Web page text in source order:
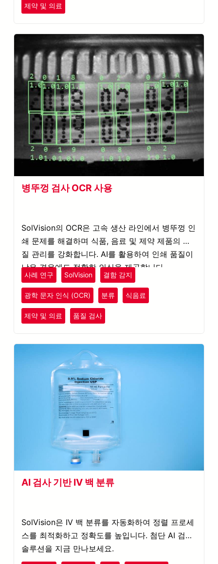
제약 및 의료
병뚜껑 검사 OCR 사용
SolVision의 OCR은 고속 생산 라인에서 병뚜껑 인
쇄 문제를 해결하며 식품, 음료 및 제약 제품의 품
질 관리를 강화합니다. AI를 활용하여 인쇄 품질이
낮은 경우에도 정확한 인식을 제공합니다.
사례 연구 SolVision 결함 감지
광학 문자 인식 (OCR) 분류 식음료
제약 및 의료 품질 검사
AI 검사 기반 IV 백 분류
SolVision은 IV 백 분류를 자동화하여 정렬 프로세
스를 최적화하고 정확도를 높입니다. 첨단 AI 검사
솔루션을 지금 만나보세요.